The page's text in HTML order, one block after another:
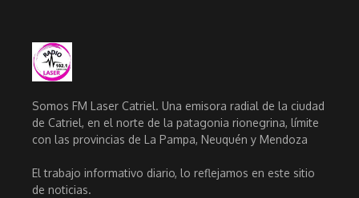
Somos FM Laser Catriel. Una emisora radial de la ciudad
de Catriel, en el norte de la patagonia rionegrina, límite
con las provincias de La Pampa, Neuquén y Mendoza
El trabajo informativo diario, lo reflejamos en este sitio
de noticias.